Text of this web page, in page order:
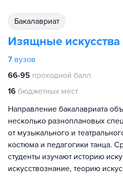
бакалавриат
Изящные искусства
7 вузов
66-95 проходной балл
16 бюджетных мест
Направление бакалавриата
несколько разноплановых
от музыкального и
костюма и педагогики танца.
студенты изучают историю
искусствознание, теорию